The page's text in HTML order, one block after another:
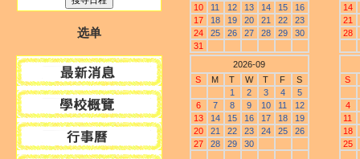
选单
10
11 12 13 14 15
16
17
18 19 20 21 22
23
24
25 26 27 28 29
30
31
14
21
28
2026-09
S
M T W T F
S
1
2 3 4
5
6
7 8 9 10 11
12
13
14 15 16 17 18
19
20
21 22 23 24 25
26
27
28 29 30
S
4
11
18
25